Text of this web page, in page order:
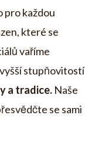
pro každou
které se
vaříme
stupňovitostí
a tradice. Naše
se sami